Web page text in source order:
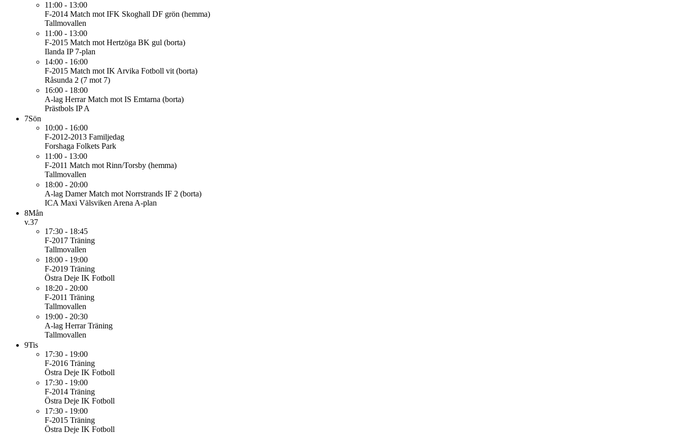
11:00 - 13:00
F-2014 Match mot IFK Skoghall DF grön (hemma)
Tallmovallen
11:00 - 13:00
F-2015 Match mot Hertzöga BK gul (borta)
Ilanda IP 7-plan
14:00 - 16:00
F-2015 Match mot IK Arvika Fotboll vit (borta)
Råsunda 2 (7 mot 7)
16:00 - 18:00
A-lag Herrar Match mot IS Emtarna (borta)
Prästbols IP A
7Sön
10:00 - 16:00
F-2012-2013 Familjedag
Forshaga Folkets Park
11:00 - 13:00
F-2011 Match mot Rinn/Torsby (hemma)
Tallmovallen
18:00 - 20:00
A-lag Damer Match mot Norrstrands IF 2 (borta)
ICA Maxi Välsviken Arena A-plan
8Mån
v.37
17:30 - 18:45
F-2017 Träning
Tallmovallen
18:00 - 19:00
F-2019 Träning
Östra Deje IK Fotboll
18:20 - 20:00
F-2011 Träning
Tallmovallen
19:00 - 20:30
A-lag Herrar Träning
Tallmovallen
9Tis
17:30 - 19:00
F-2016 Träning
Östra Deje IK Fotboll
17:30 - 19:00
F-2014 Träning
Östra Deje IK Fotboll
17:30 - 19:00
F-2015 Träning
Östra Deje IK Fotboll